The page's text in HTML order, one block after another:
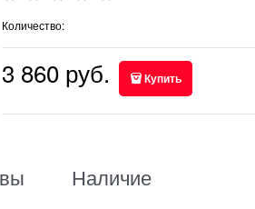
Количество:
3 860 руб. Купить
Наличие